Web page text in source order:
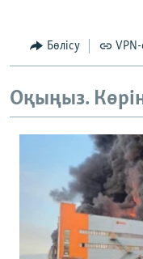
Auto
Бөлісу VPN-
Оқыңыз.